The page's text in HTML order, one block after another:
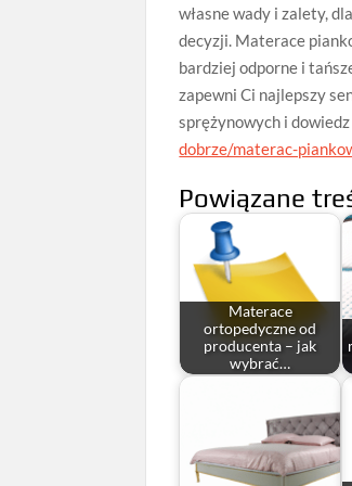
własne wady i zalety,
decyzji. Materace
bardziej odporne i
zapewni Ci najlepszy
sprężynowych i
dobrze/materac-
Powiązane
Materace
ortopedyczne od
producenta – jak
wybrać…